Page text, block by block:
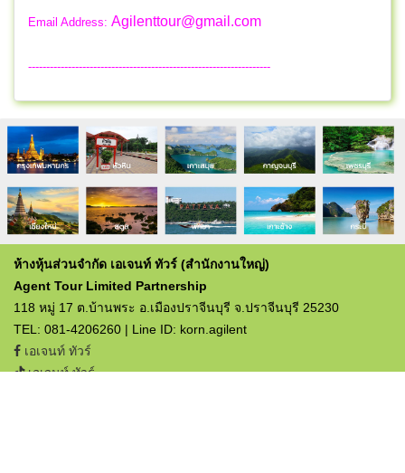
Email Address: Agilenttour@gmail.com
-------------------------------------------------------------------
ห้างหุ้นส่วนจำกัด เอเจนท์ ทัวร์ (สำนักงานใหญ่)
Agent Tour Limited Partnership
118 หมู่ 17 ต.บ้านพระ อ.เมืองปราจีนบุรี จ.ปราจีนบุรี 25230
TEL: 081-4206260 | Line ID: korn.agilent
เอเจนท์ ทัวร์
เอเจนท์ ทัวร์